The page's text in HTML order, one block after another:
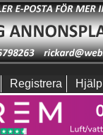
Registrera Hjälp